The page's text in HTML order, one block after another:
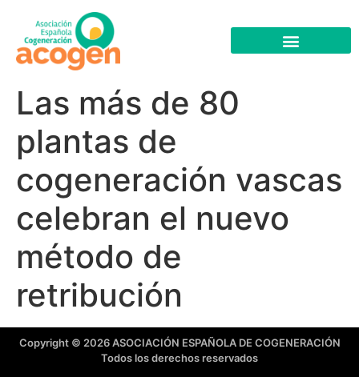
Las más de 80
plantas de
cogeneración vascas
celebran el nuevo
método de
retribución
Copyright © 2026 ASOCIACIÓN ESPAÑOLA DE COGENERACIÓN
Todos los derechos reservados